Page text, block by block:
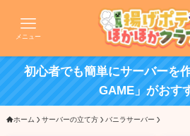
メニュー
初心者でも簡単にサーバーを
GAME」がおす
ホーム サーバーの立て方 バニラサーバー